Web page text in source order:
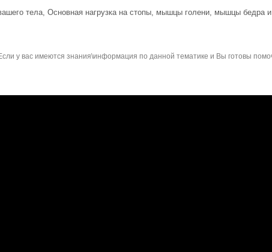
тела, Основная нагрузка на стопы, мышцы голени, мышцы бедра
у вас имеются знания\информация по данной тематике и Вы готовы